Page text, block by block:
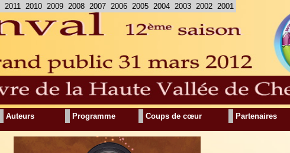
Coups de cœur
Programme
Auteurs Partenaires
2011 2010 2009 2008 2007 2006 2005 2004 2003 2002 2001